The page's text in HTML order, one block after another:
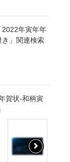
2022年寅年年
」関連検索
賀状-和柄寅